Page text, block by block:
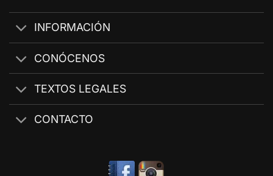
INFORMACIÓN
CONÓCENOS
TEXTOS LEGALES
CONTACTO